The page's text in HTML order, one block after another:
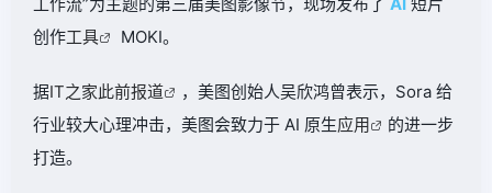
创作工具 MOKI。
据IT之家此前报道
，美图创始人吴欣鸿曾表示，Sora 给
行业较大心理冲击，美图会致力于 AI 原生应用
的进一步
打造。